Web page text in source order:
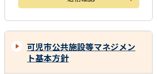
可児市公共施設等マネジメン
ト基本方針